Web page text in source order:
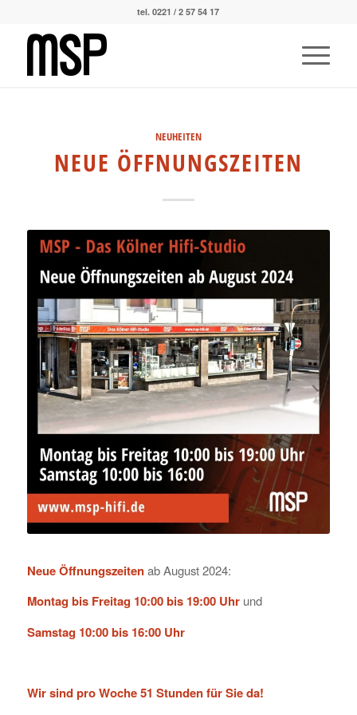
tel. 0221 / 2 57 54 17
NEUHEITEN
NEUE ÖFFNUNGSZEITEN
Neue Öffnungszeitenab August 2024:
Montag bis Freitag 10:00 bis 19:00 Uhrund
Samstag 10:00 bis 16:00 Uhr
Wir sind pro Woche 51 Stunden für Sie da!